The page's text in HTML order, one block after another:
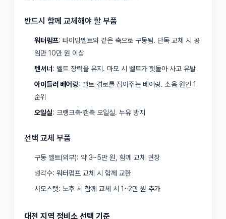
반드시 함께 교체해야 할 부품
워터펌프: 타이밍벨트와 같은 축으로 구동됨. 단독 교체 시 공
임만 10만 원 이상
텐셔너 : 벨트 장력을 유지. 마모 시 벨트가 헛돌아 사고 유발
아이들러 베어링: 벨트 경로를 잡아주는 베어링. 소음 원인 1
순위
오일실: 크랭크축·캠축 오일실. 누유 방지
선택 교체 부품
구동 벨트(외부): 약 3~5만 원, 함께 교체 권장
냉각수: 워터펌프 교체 시 함께 교환
서모스탯: 노후 시 함께 교체 시 1~2만 원 추가
대전 지역 정비소 선택 기준